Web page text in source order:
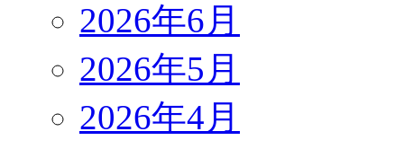
2026年6月
2026年5月
2026年4月